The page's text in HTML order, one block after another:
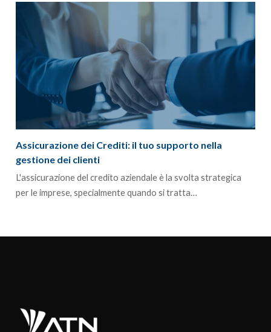
Assicurazione dei Crediti: il tuo supporto nella
gestione dei clienti
L'assicurazione del credito aziendale è la svolta strategica
per le imprese, specialmente quando si tratta…